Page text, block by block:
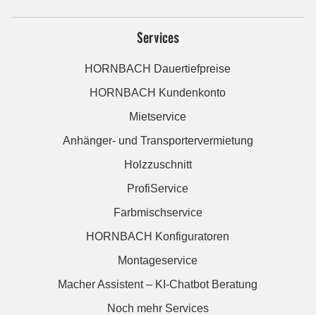
Services
HORNBACH Dauertiefpreise
HORNBACH Kundenkonto
Mietservice
Anhänger- und Transportervermietung
Holzzuschnitt
ProfiService
Farbmischservice
HORNBACH Konfiguratoren
Montageservice
Macher Assistent – KI-Chatbot Beratung
Noch mehr Services